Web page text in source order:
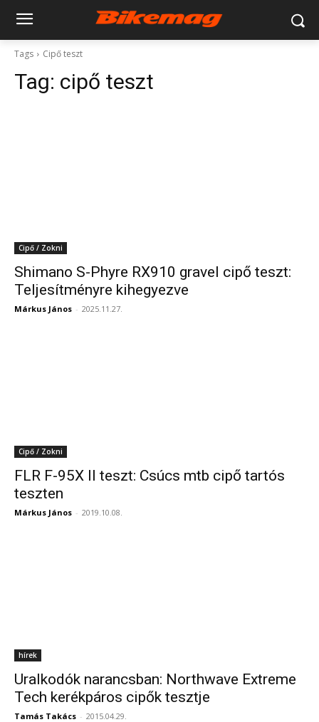
Tags Cipő teszt
Tag: cipő teszt
Cipő / Zokni
Shimano S-Phyre RX910 gravel cipő teszt:
Teljesítményre kihegyezve
Márkus János - 2025.11.27.
Cipő / Zokni
FLR F-95X II teszt: Csúcs mtb cipő tartós
teszten
Márkus János - 2019.10.08.
hírek
Uralkodók narancsban: Northwave Extreme
Tech kerékpáros cipők tesztje
Tamás Takács - 2015.04.29.